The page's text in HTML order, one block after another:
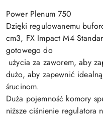
Power Plenum 750
Dzięki regulowanemu
cm3, FX Impact M4
gotowego do
użycia za zaworem, aby
dużo, aby zapewnić
śrucinom.
Duża pojemność komory
niższe ciśnienie regulatora